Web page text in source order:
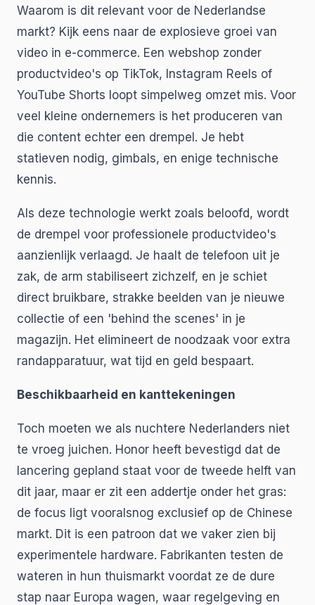
Waarom is dit relevant voor de Nederlandse
markt? Kijk eens naar de explosieve groei van
video in e-commerce. Een webshop zonder
productvideo's op TikTok, Instagram Reels of
YouTube Shorts loopt simpelweg omzet mis. Voor
veel kleine ondernemers is het produceren van
die content echter een drempel. Je hebt
statieven nodig, gimbals, en enige technische
kennis.
Als deze technologie werkt zoals beloofd, wordt
de drempel voor professionele productvideo's
aanzienlijk verlaagd. Je haalt de telefoon uit je
zak, de arm stabiliseert zichzelf, en je schiet
direct bruikbare, strakke beelden van je nieuwe
collectie of een 'behind the scenes' in je
magazijn. Het elimineert de noodzaak voor extra
randapparatuur, wat tijd en geld bespaart.
Beschikbaarheid en kanttekeningen
Toch moeten we als nuchtere Nederlanders niet
te vroeg juichen. Honor heeft bevestigd dat de
lancering gepland staat voor de tweede helft van
dit jaar, maar er zit een addertje onder het gras:
de focus ligt vooralsnog exclusief op de Chinese
markt. Dit is een patroon dat we vaker zien bij
experimentele hardware. Fabrikanten testen de
wateren in hun thuismarkt voordat ze de dure
stap naar Europa wagen, waar regelgeving en